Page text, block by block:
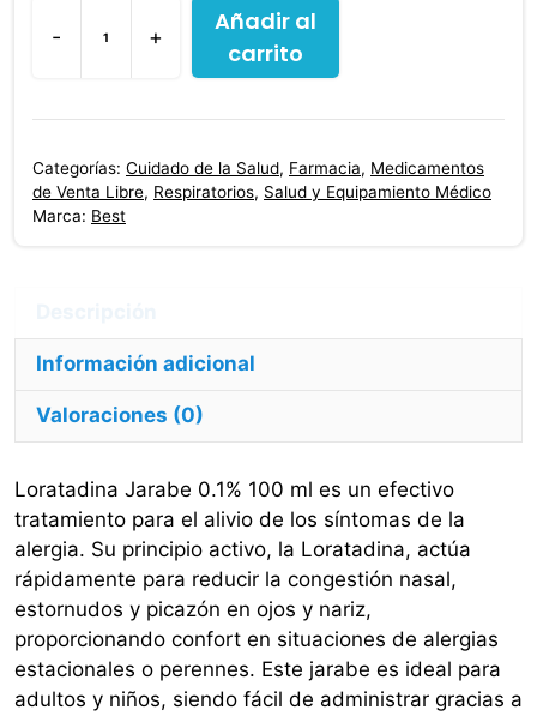
-
Loratadina
Jarabe
0.1%
ml
cantidad
+
Añadir al
carrito
Categorías: Cuidado de la Salud, Farmacia, Medicamentos
de Venta Libre, Respiratorios, Salud y Equipamiento Médico
Marca: Best
Información adicional
Valoraciones (0)
Loratadina Jarabe 0.1% 100 ml es un efectivo
tratamiento para el alivio de los síntomas de la
alergia. Su principio activo, la Loratadina, actúa
rápidamente para reducir la congestión nasal,
estornudos y picazón en ojos y nariz,
proporcionando confort en situaciones de alergias
estacionales o perennes. Este jarabe es ideal para
adultos y niños, siendo fácil de administrar gracias a